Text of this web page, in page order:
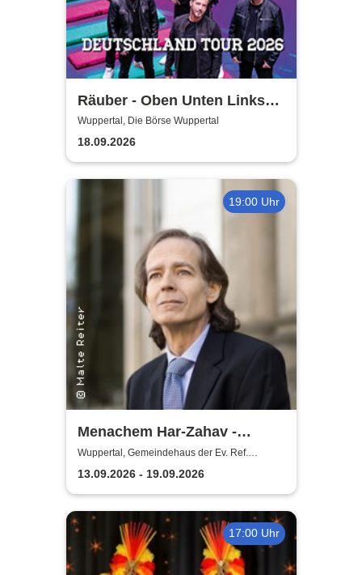
Räuber - Oben Unten Links
Rechts
Wuppertal, Die Börse Wuppertal
18.09.2026
19:00 Uhr
Menachem Har-Zahav -
Klassiker der romantischen
Klavierliteratur /
Meisterkonzert
Wuppertal, Gemeindehaus der Ev. Ref.
Gemeinde Ronsdorf
13.09.2026 - 19.09.2026
17:00 Uhr